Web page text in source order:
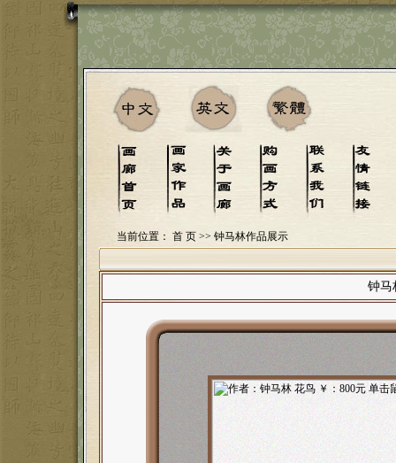
当前位置： 首 页>> 钟马林作品展示
钟马